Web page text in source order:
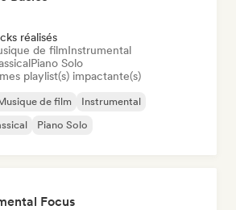
réalisés
de filmInstrumental
Piano Solo
playlist(s) impactante(s)
de film
Instrumental
Piano Solo
Focus